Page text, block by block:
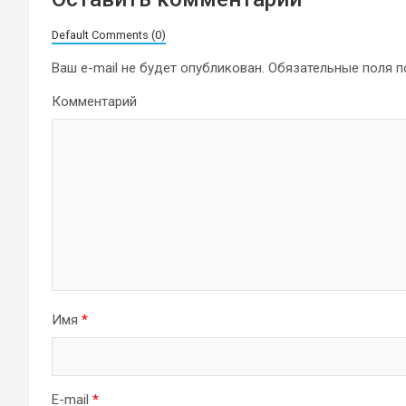
Default Comments (0)
Ваш e-mail не будет опубликован. Обязательные поля
Комментарий
Имя *
E-mail *